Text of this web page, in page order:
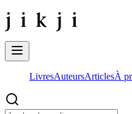
LivresAuteursArticlesÀ